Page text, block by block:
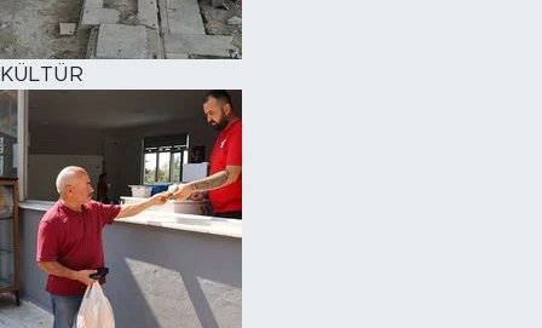
KÜLTÜR